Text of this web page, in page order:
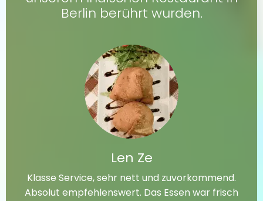
Berlin berührt wurden.
Len Ze
Klasse Service, sehr nett und zuvorkommend.
Absolut empfehlenswert. Das Essen war frisch